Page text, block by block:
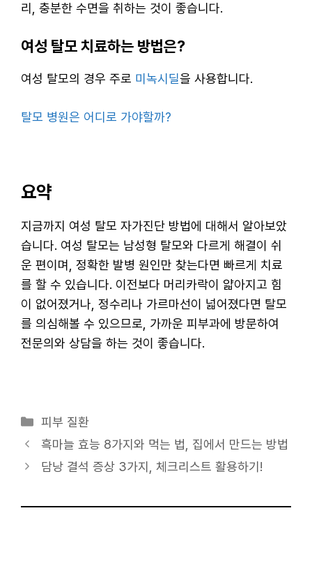
리, 충분한 수면을 취하는 것이 좋습니다.
여성 탈모 치료하는 방법은?
여성 탈모의 경우 주로 미녹시딜을 사용합니다.
탈모 병원은 어디로 가야할까?
요약
지금까지 여성 탈모 자가진단 방법에 대해서 알아보았
습니다. 여성 탈모는 남성형 탈모와 다르게 해결이 쉬
운 편이며, 정확한 발병 원인만 찾는다면 빠르게 치료
를 할 수 있습니다. 이전보다 머리카락이 얇아지고 힘
이 없어졌거나, 정수리나 가르마선이 넓어졌다면 탈모
를 의심해볼 수 있으므로, 가까운 피부과에 방문하여
전문의와 상담을 하는 것이 좋습니다.
카
테
고
피부 질환
흑마늘 효능 8가지와 먹는 법, 집에서 만드는 방법
담낭 결석 증상 3가지, 체크리스트 활용하기!